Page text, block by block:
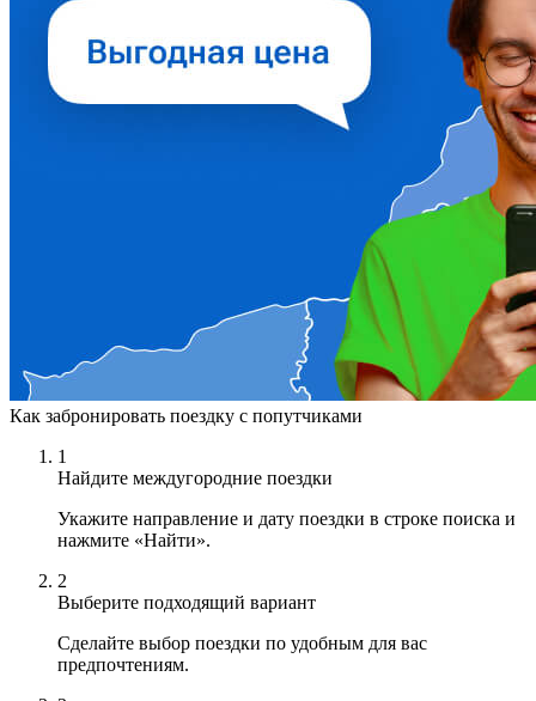
Как забронировать поездку с попутчиками
1
Найдите междугородние поездки
Укажите направление и дату поездки в строке поиска и
нажмите «Найти».
2
Выберите подходящий вариант
Сделайте выбор поездки по удобным для вас
предпочтениям.